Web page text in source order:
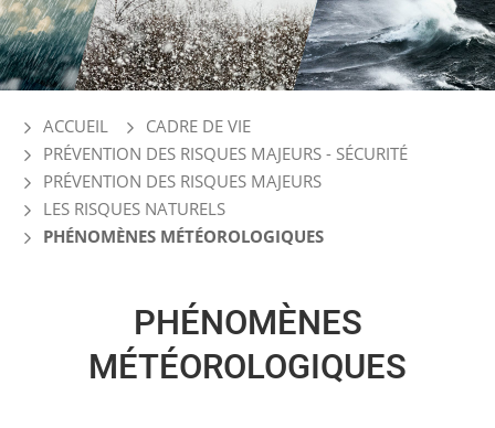
ACCUEIL
CADRE DE VIE
PRÉVENTION DES RISQUES MAJEURS - SÉCURITÉ
PRÉVENTION DES RISQUES MAJEURS
LES RISQUES NATURELS
PHÉNOMÈNES MÉTÉOROLOGIQUES
PHÉNOMÈNES
MÉTÉOROLOGIQUES